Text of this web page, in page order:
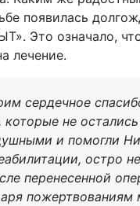
появилась
Это означало,
лечение.
сердечное
не остались
и помогли
остро
перенесенной
пожертвованиям